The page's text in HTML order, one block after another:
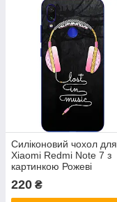
Силіконовий чохол для
Xiaomi Redmi Note 7 з
картинкою Рожеві
220 ₴